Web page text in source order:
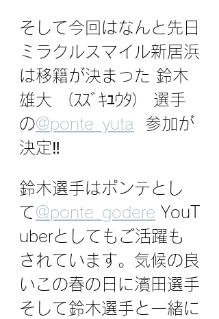
そして今回はなんと先日
ミラクルスマイル新居浜
は移籍が決まった 鈴木
雄大 （ｽｽﾞｷﾕｳﾀ） 選手⁣
の@ponte_yuta 参加が
決定‼️⁣⁣
鈴木選手はポンテとし
て⁣@ponte_godere YouT
uberとしてもご活躍も
されています。⁣⁣⁣気候の良
いこの春の日に濱田選手
そして鈴木選手と一緒に